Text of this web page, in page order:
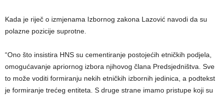
Kada je riječ o izmjenama Izbornog zakona Lazović navodi da su
polazne pozicije suprotne.
“Ono što insistira HNS su cementiranje postojećih etničkih podjela,
omogućavanje apriornog izbora njihovog člana Predsjedništva. Sve
to može voditi formiranju nekih etničkih izbornih jedinica, a podtekst
je formiranje trećeg entiteta. S druge strane imamo pristupe koji su